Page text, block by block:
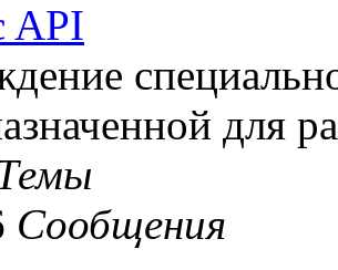
API
для
Сообщения